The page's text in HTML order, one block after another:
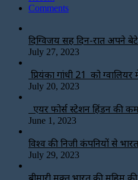
Comments
दिग्विजय सिंह दिन-रात अपने
July 27, 2023
प्रियंका गांधी 21 को ग्वालियर
July 20, 2023
एयर फोर्स स्टेशन हिंडन की
June 1, 2023
विश्‍व की निजी कंपनियों से
July 29, 2023